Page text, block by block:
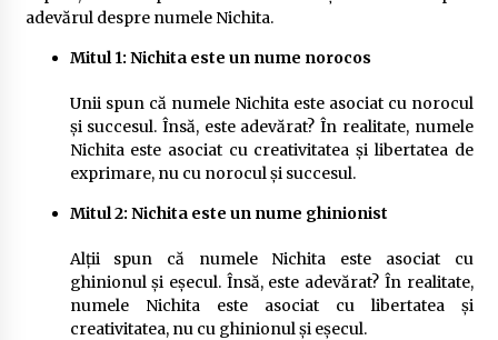
adevărul despre numele Nichita.
Mitul 1: Nichita este un nume norocos
Unii spun că numele Nichita este asociat cu norocul
și succesul. Însă, este adevărat? În realitate, numele
Nichita este asociat cu creativitatea și libertatea de
exprimare, nu cu norocul și succesul.
Mitul 2: Nichita este un nume ghinionist
Alții spun că numele Nichita este asociat cu
ghinionul și eșecul. Însă, este adevărat? În realitate,
numele Nichita este asociat cu libertatea și
creativitatea, nu cu ghinionul și eșecul.